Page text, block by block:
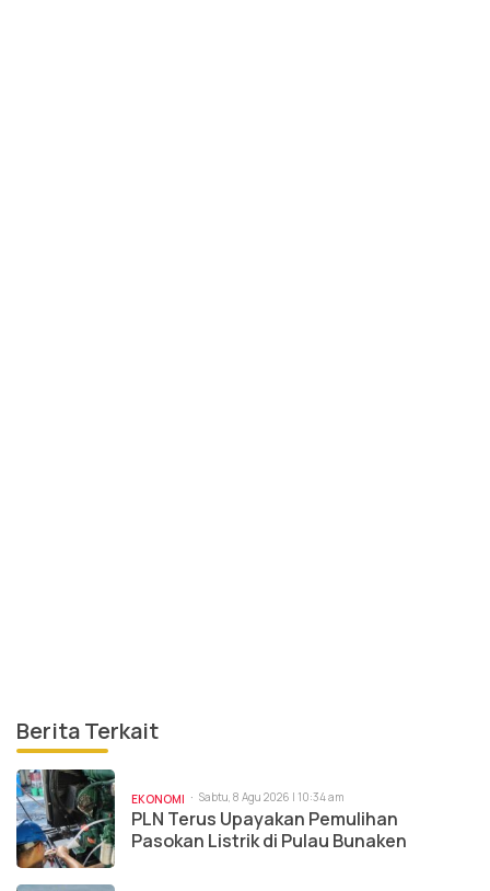
Berita Terkait
EKONOMI Sabtu, 8 Agu 2026 | 10:34 am
PLN Terus Upayakan Pemulihan
Pasokan Listrik di Pulau Bunaken